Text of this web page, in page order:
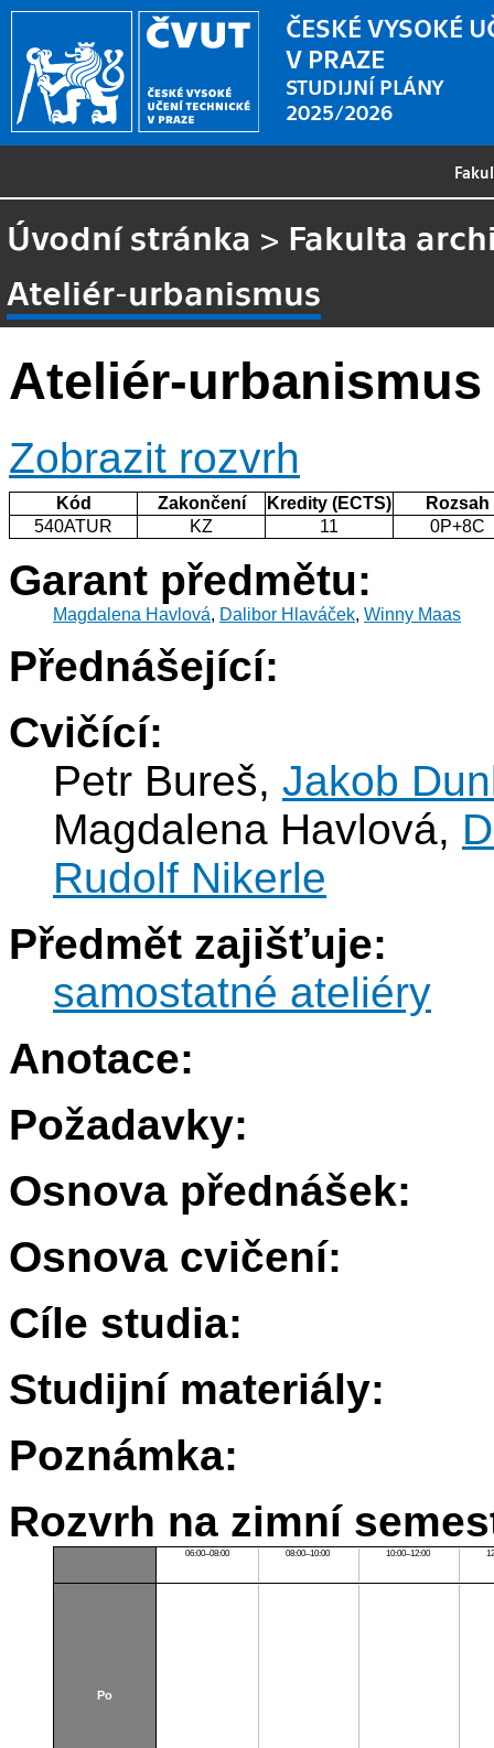
ČESKÉ VYSOKÉ
V PRAZE
STUDIJNÍ PLÁNY
2025/2026
Úvodní stránka > Fakulta
Ateliér-urbanismus
Ateliér-urbanismus
Zobrazit rozvrh
Kód Zakončení Kredity (ECTS)
Rozsah
540ATUR
KZ 11 0P+8C
Garant předmětu:
Magdalena Havlová, Dalibor Hlaváček, Winny Maas
Přednášející:
Cvičící:
Petr Bureš, Jakob
Magdalena Havlová,
Rudolf Nikerle
Předmět zajišťuje:
samostatné ateliéry
Anotace:
Požadavky:
Osnova přednášek:
Osnova cvičení:
Cíle studia:
Studijní materiály:
Poznámka:
Rozvrh na zimní
06:00–08:00 08:00–10:00 10:00–12:00
Po